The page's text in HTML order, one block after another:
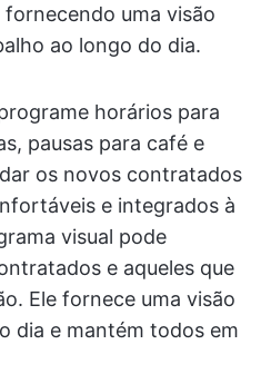
uma visão
ao longo do dia.
horários para
pausas para café e
os novos contratados
e integrados à
visual pode
e aqueles que
Ele fornece uma visão
dia e mantém todos em